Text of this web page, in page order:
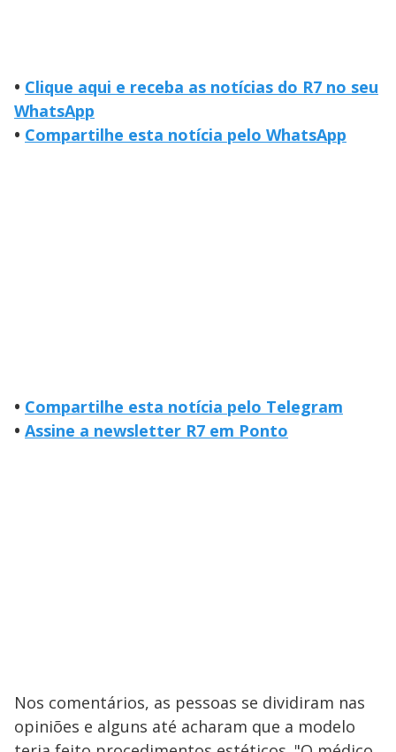
• Clique aqui e receba as notícias do R7 no seu
WhatsApp
• Compartilhe esta notícia pelo WhatsApp
• Compartilhe esta notícia pelo Telegram
• Assine a newsletter R7 em Ponto
Nos comentários, as pessoas se dividiram nas
opiniões e alguns até acharam que a modelo